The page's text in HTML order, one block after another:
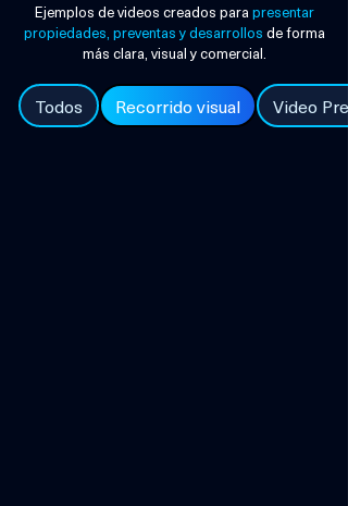
Ejemplos de videos creados para presentar
propiedades, preventas y desarrollos de forma
más clara, visual y comercial.
Todos Recorrido visual Video